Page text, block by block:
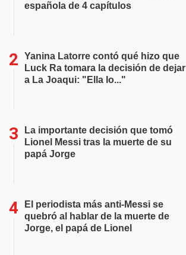
española de 4 capítulos
Yanina Latorre contó qué hizo que
Luck Ra tomara la decisión de dejar
a La Joaqui: "Ella lo..."
La importante decisión que tomó
Lionel Messi tras la muerte de su
papá Jorge
El periodista más anti-Messi se
quebró al hablar de la muerte de
Jorge, el papá de Lionel